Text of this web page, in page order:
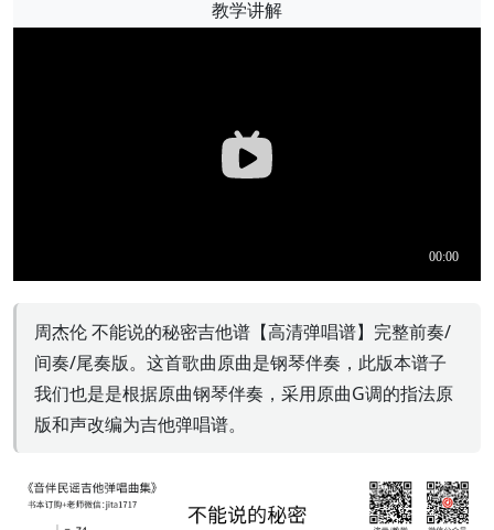
教学讲解
周杰伦 不能说的秘密吉他谱【高清弹唱谱】完整前奏/
间奏/尾奏版。这首歌曲原曲是钢琴伴奏，此版本谱子
我们也是是根据原曲钢琴伴奏，采用原曲G调的指法原
版和声改编为吉他弹唱谱。